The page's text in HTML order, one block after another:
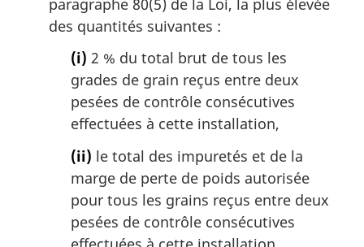
des quantités suivantes :
(i) 2 % du total brut de tous les
grades de grain reçus entre deux
pesées de contrôle consécutives
effectuées à cette installation,
(ii) le total des impuretés et de la
marge de perte de poids autorisée
pour tous les grains reçus entre deux
pesées de contrôle consécutives